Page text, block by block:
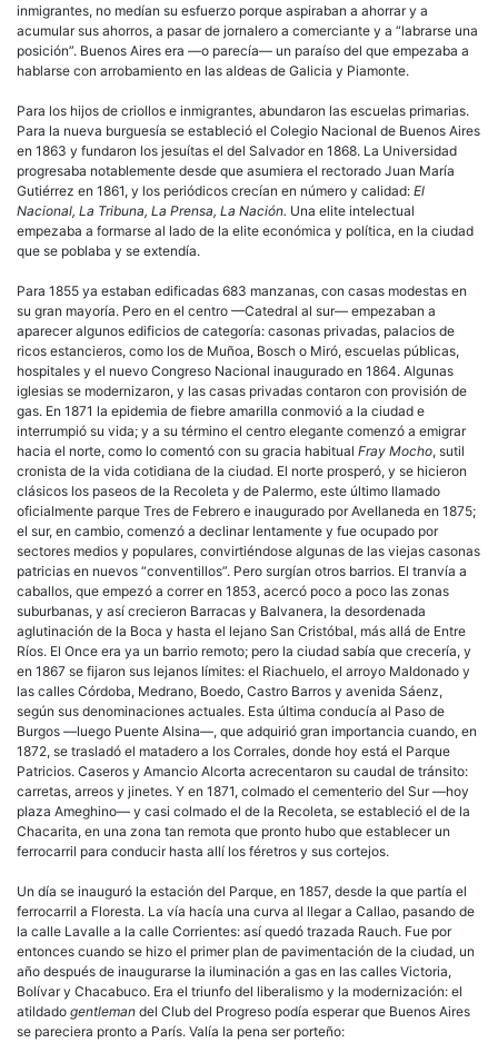
inmigrantes, no medían su esfuerzo porque aspiraban a ahorrar y a
acumular sus ahorros, a pasar de jornalero a comerciante y a “labrarse una
posición”. Buenos Aires era —o parecía— un paraíso del que empezaba a
hablarse con arrobamiento en las aldeas de Galicia y Piamonte.
Para los hijos de criollos e inmigrantes, abundaron las escuelas primarias.
Para la nueva burguesía se estableció el Colegio Nacional de Buenos Aires
en 1863 y fundaron los jesuítas el del Salvador en 1868. La Universidad
progresaba notablemente desde que asumiera el rectorado Juan María
Gutiérrez en 1861, y los periódicos crecían en número y calidad: El
Nacional, La Tribuna, La Prensa, La Nación. Una elite intelectual
empezaba a formarse al lado de la elite económica y política, en la ciudad
que se poblaba y se extendía.
Para 1855 ya estaban edificadas 683 manzanas, con casas modestas en
su gran mayoría. Pero en el centro —Catedral al sur— empezaban a
aparecer algunos edificios de categoría: casonas privadas, palacios de
ricos estancieros, como los de Muñoa, Bosch o Miró, escuelas públicas,
hospitales y el nuevo Congreso Nacional inaugurado en 1864. Algunas
iglesias se modernizaron, y las casas privadas contaron con provisión de
gas. En 1871 la epidemia de fiebre amarilla conmovió a la ciudad e
interrumpió su vida; y a su término el centro elegante comenzó a emigrar
hacia el norte, como lo comentó con su gracia habitual Fray Mocho, sutil
cronista de la vida cotidiana de la ciudad. El norte prosperó, y se hicieron
clásicos los paseos de la Recoleta y de Palermo, este último llamado
oficialmente parque Tres de Febrero e inaugurado por Avellaneda en 1875;
el sur, en cambio, comenzó a declinar lentamente y fue ocupado por
sectores medios y populares, convirtiéndose algunas de las viejas casonas
patricias en nuevos “conventillos”. Pero surgían otros barrios. El tranvía a
caballos, que empezó a correr en 1853, acercó poco a poco las zonas
suburbanas, y así crecieron Barracas y Balvanera, la desordenada
aglutinación de la Boca y hasta el lejano San Cristóbal, más allá de Entre
Ríos. El Once era ya un barrio remoto; pero la ciudad sabía que crecería, y
en 1867 se fijaron sus lejanos límites: el Riachuelo, el arroyo Maldonado y
las calles Córdoba, Medrano, Boedo, Castro Barros y avenida Sáenz,
según sus denominaciones actuales. Esta última conducía al Paso de
Burgos —luego Puente Alsina—, que adquirió gran importancia cuando, en
1872, se trasladó el matadero a los Corrales, donde hoy está el Parque
Patricios. Caseros y Amancio Alcorta acrecentaron su caudal de tránsito:
carretas, arreos y jinetes. Y en 1871, colmado el cementerio del Sur —hoy
plaza Ameghino— y casi colmado el de la Recoleta, se estableció el de la
Chacarita, en una zona tan remota que pronto hubo que establecer un
ferrocarril para conducir hasta allí los féretros y sus cortejos.
Un día se inauguró la estación del Parque, en 1857, desde la que partía el
ferrocarril a Floresta. La vía hacía una curva al llegar a Callao, pasando de
la calle Lavalle a la calle Corrientes: así quedó trazada Rauch. Fue por
entonces cuando se hizo el primer plan de pavimentación de la ciudad, un
año después de inaugurarse la iluminación a gas en las calles Victoria,
Bolívar y Chacabuco. Era el triunfo del liberalismo y la modernización: el
atildado gentleman del Club del Progreso podía esperar que Buenos Aires
se pareciera pronto a París. Valía la pena ser porteño: